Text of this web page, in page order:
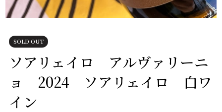
SOLD OUT
ソアリェイロ アルヴァリーニ
ョ 2024 ソアリェイロ 白ワ
イン